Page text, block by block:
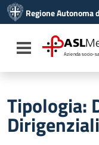
Vai al menu di
Vai al footer
Regione Autonoma
Toggle navigation
ASL
Azienda socio-
Tipologia:
Dirigenziali